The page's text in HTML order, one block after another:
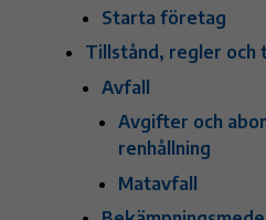
Starta företag
Tillstånd, regler och
Avfall
Avgifter och
renhållning
Matavfall